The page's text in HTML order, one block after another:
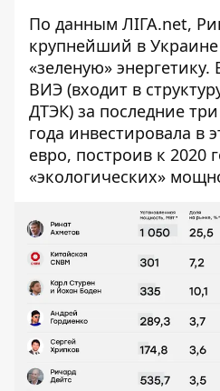
По данным ЛІГА.net,
крупнейший в
«зеленую»
ВИЭ (входит в
ДТЭК) за последние три
года инвестировала в
евро, построив к 2020
«экологических»